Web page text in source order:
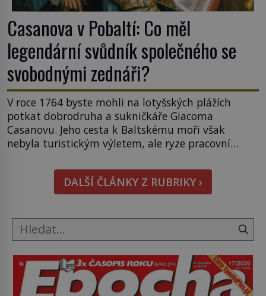
Casanova v Pobaltí: Co měl
legendární svůdník společného se
svobodnými zednáři?
V roce 1764 byste mohli na lotyšských plážích
potkat dobrodruha a sukničkáře Giacoma
Casanovu. Jeho cesta k Baltskému moři však
nebyla turistickým výletem, ale ryze pracovní
sledoval, když se například procházel uličkami
lotyšské Rigy? Casanova v Pobaltí kontaktoval
tamní zednářské lóže. Nebyl v této oblasti žádným
DALŠÍ ČLÁNKY Z RUBRIKY ›